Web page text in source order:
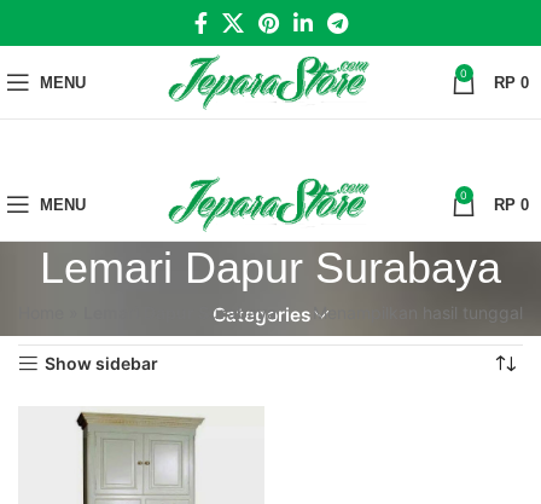
MENU 0 RP 0
MENU 0 RP 0
Lemari Dapur Surabaya
Categories
Lemari Dapur Surabaya Menampilkan hasil tunggal
Show sidebar